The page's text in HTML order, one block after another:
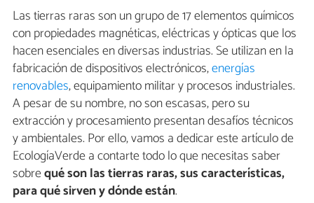
Las tierras raras son un grupo de 17 elementos químicos
con propiedades magnéticas, eléctricas y ópticas que los
hacen esenciales en diversas industrias. Se utilizan en la
fabricación de dispositivos electrónicos,energías
renovables, equipamiento militar y procesos industriales.
A pesar de su nombre, no son escasas, pero su
extracción y procesamiento presentan desafíos técnicos
y ambientales. Por ello, vamos a dedicar este artículo de
EcologíaVerde a contarte todo lo que necesitas saber
sobrequé son las tierras raras, sus características,
para qué sirven y dónde están.